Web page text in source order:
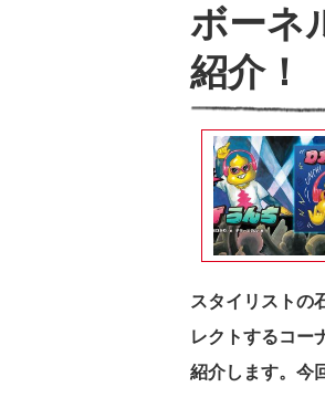
ボーネ
紹介！
スタイリストの
レクトするコー
紹介します。今